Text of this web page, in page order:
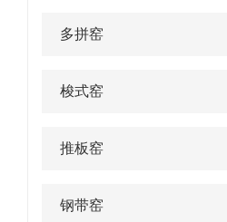
多拼窑
梭式窑
推板窑
钢带窑